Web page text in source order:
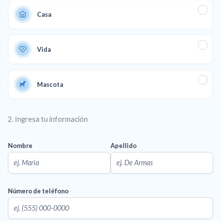
Casa
Vida
Mascota
2. Ingresa tu información
Nombre Apellido
Número de teléfono